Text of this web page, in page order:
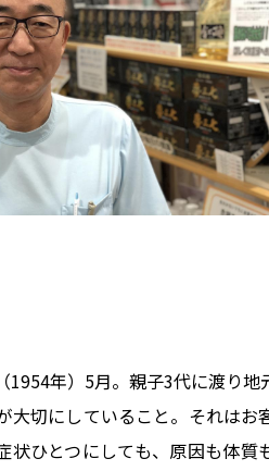
年）5月。親子3代に渡り地
大切にしていること。それはお
状ひとつにしても、原因も体質